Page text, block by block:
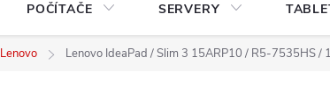
POČÍTAČE SERVERY
Lenovo Lenovo IdeaPad / Slim 3 15ARP10 / R5-7535HS